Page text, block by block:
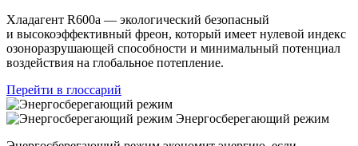
Хладагент R600a — экологический безопасный
и высокоэффективный фреон, который имеет нулевой индекс
озоноразрушающей способности и минимальный потенциал
воздействия на глобальное потепление.
Перейти в глоссарий
Энергосберегающий режим